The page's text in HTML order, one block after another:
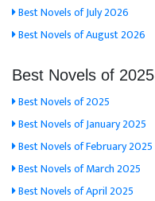
Best Novels of July 2026
Best Novels of August 2026
Best Novels of 2025
Best Novels of 2025
Best Novels of January 2025
Best Novels of February 2025
Best Novels of March 2025
Best Novels of April 2025